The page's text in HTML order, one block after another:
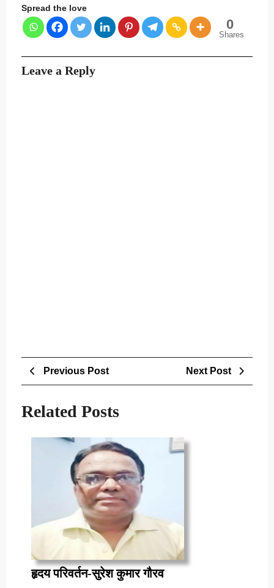
Spread the love
0
Shares
Leave a Reply
Post
navigation
Previous PostPrevious
Next Post
Related Posts
हृदय परिवर्तन-सुरेश कुमार गौरवहृदय